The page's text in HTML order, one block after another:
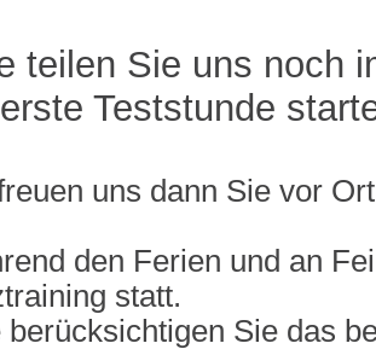
teilen Sie uns noch
Teststunde
uns dann Sie vor
den Ferien und an
statt.
berücksichtigen Sie das